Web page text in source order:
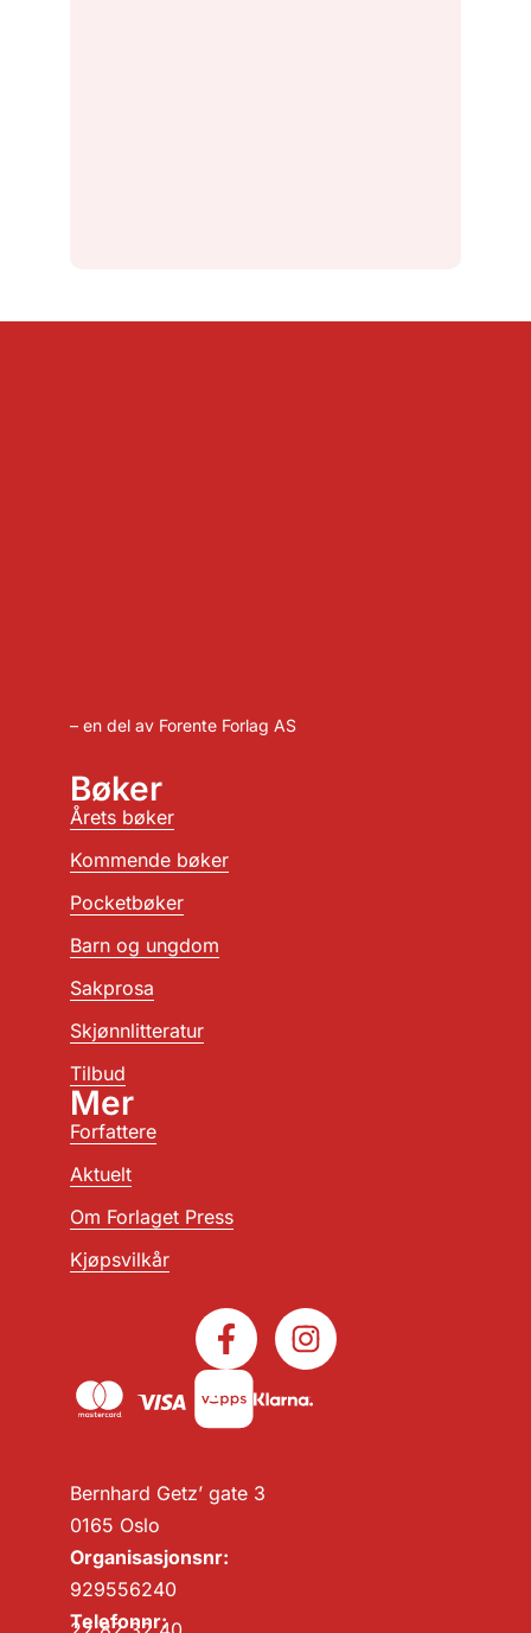
– en del av Forente Forlag AS
Bernhard Getz’ gate 3
0165 Oslo
Organisasjonsnr:
929556240
Telefonnr:
Bøker
Årets bøker
Kommende bøker
Pocketbøker
Barn og ungdom
Sakprosa
Skjønnlitteratur
Tilbud
Mer
Forfattere
Aktuelt
Om Forlaget Press
Kjøpsvilkår